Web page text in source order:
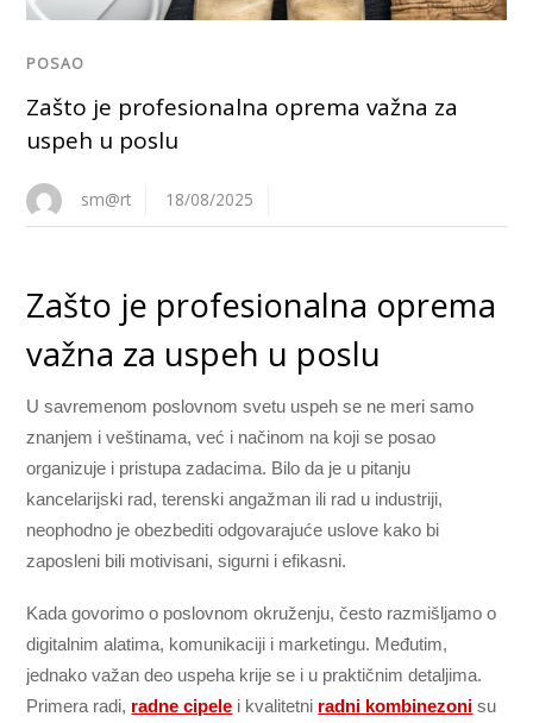
POSAO
Zašto je profesionalna oprema važna za
uspeh u poslu
sm@rt 18/08/2025
Zašto je profesionalna oprema
važna za uspeh u poslu
U savremenom poslovnom svetu uspeh se ne meri samo
znanjem i veštinama, već i načinom na koji se posao
organizuje i pristupa zadacima. Bilo da je u pitanju
kancelarijski rad, terenski angažman ili rad u industriji,
neophodno je obezbediti odgovarajuće uslove kako bi
zaposleni bili motivisani, sigurni i efikasni.
Kada govorimo o poslovnom okruženju, često razmišljamo o
digitalnim alatima, komunikaciji i marketingu. Međutim,
jednako važan deo uspeha krije se i u praktičnim detaljima.
Primera radi, radne cipele i kvalitetni radni kombinezoni su